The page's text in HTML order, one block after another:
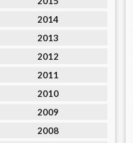
2014
2013
2012
2011
2010
2009
2008